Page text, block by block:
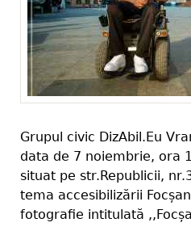
Grupul civic DizAbil.Eu
data de 7 noiembrie, ora
situat pe str.Republicii,
tema accesibilizării
fotografie intitulată